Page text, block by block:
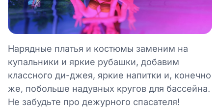
Нарядные платья и костюмы заменим на
купальники и яркие рубашки, добавим
классного ди-джея, яркие напитки и, конечно
же, побольше надувных кругов для бассейна.
Не забудьте про дежурного спасателя!